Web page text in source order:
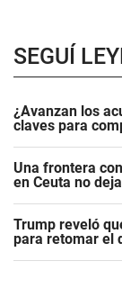
SEGUÍ
¿Avanzan los
claves para
Una frontera
en Ceuta no
Trump reveló
para retomar el